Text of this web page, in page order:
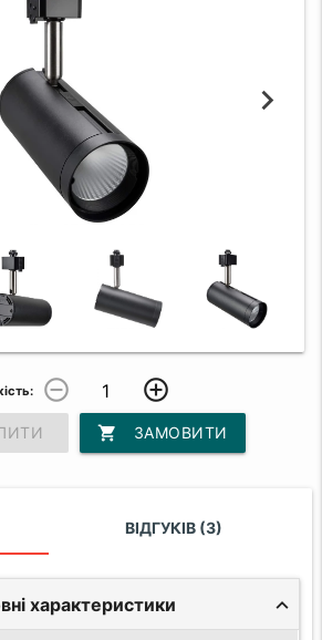
remove_circle_outline add_circle_outline
shopping_cart ЗАМОВИТИ
ВІДГУКІВ (3)
характеристики